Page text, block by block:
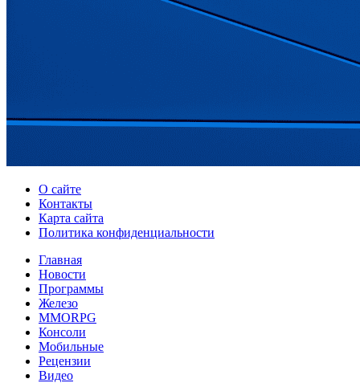
О сайте
Контакты
Карта сайта
Политика конфиденциальности
Главная
Новости
Программы
Железо
MMORPG
Консоли
Мобильные
Рецензии
Видео